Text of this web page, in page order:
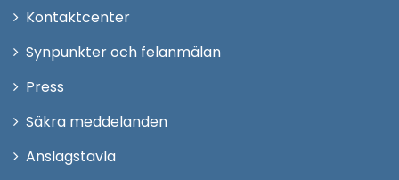
KontaktcenterÖppna
Synpunkter och felanmälan
Press
fönster
Säkra meddelanden
Anslagstavla